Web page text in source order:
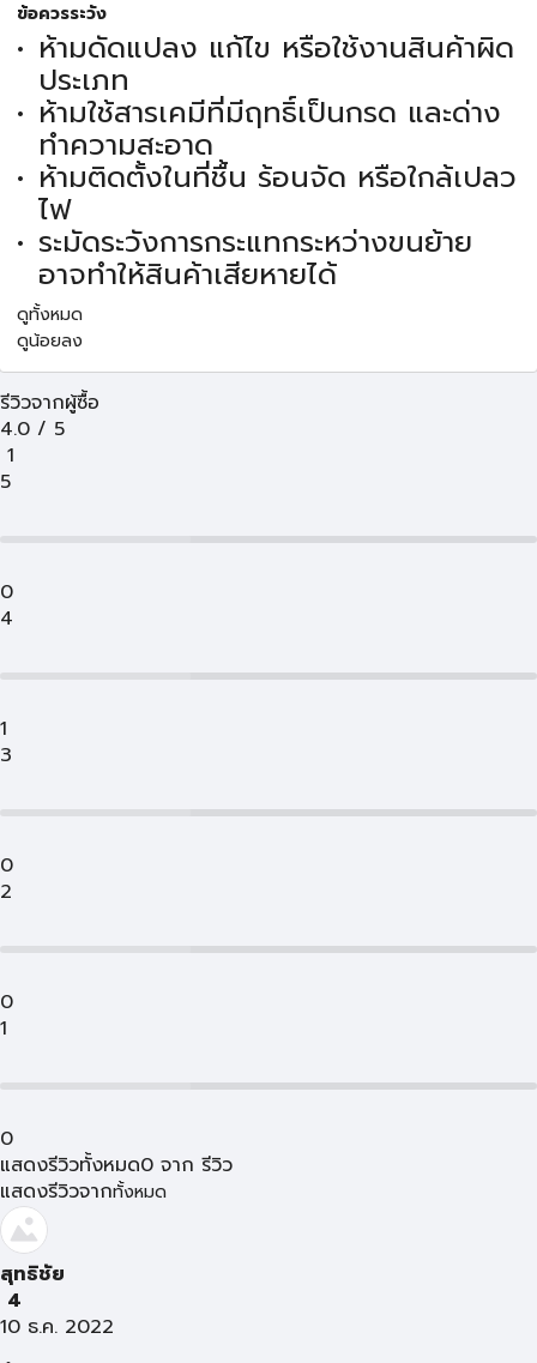
ข้อควรระวัง
ห้ามดัดแปลง แก้ไข หรือใช้งานสินค้าผิด
ประเภท
ห้ามใช้สารเคมีที่มีฤทธิ์เป็นกรด และด่าง
ทำความสะอาด
ห้ามติดตั้งในที่ชื้น ร้อนจัด หรือใกล้เปลว
ไฟ
ระมัดระวังการกระแทกระหว่างขนย้าย
อาจทำให้สินค้าเสียหายได้
ดูทั้งหมด
ดูน้อยลง
รีวิวจากผู้ซื้อ
4.0 / 5
1
5
0
4
1
3
0
2
0
1
0
แสดงรีวิวทั้งหมด0 จาก รีวิว
แสดงรีวิวจากทั้งหมด
สุทธิชัย
4
10 ธ.ค. 2022